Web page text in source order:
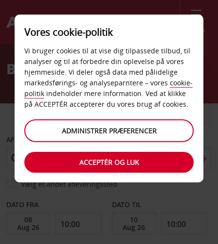
Menu
Welcome
AvisBilleje Brisbane Syd
AFHENT FRA
Vælg et andet afleveringssted
DATO FRA DATO TIL
Vores cookie-politik
Vi bruger cookies til at vise dig tilpassede tilbud, til
analyser og til at forbedre din oplevelse på vores
hjemmeside. Vi deler også data med pålidelige
markedsførings- og analyseparntere – vores cookie-
politik indeholder mere information. Ved at klikke
på ACCEPTÉR accepterer du vores brug af cookies.
ADMINISTRER PRÆFERENCER
ACCEPTÉR OG LUK